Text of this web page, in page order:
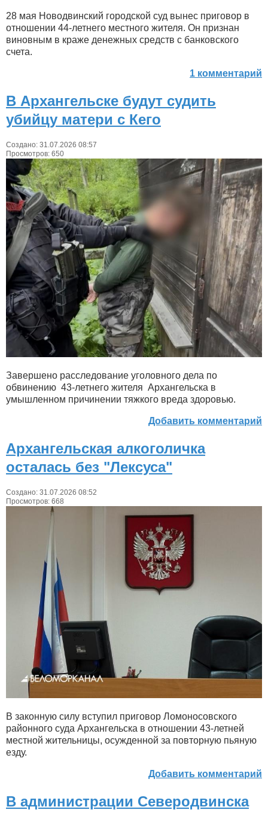
28 мая Новодвинский городской суд вынес приговор в
отношении 44-летнего местного жителя. Он признан
виновным в краже денежных средств с банковского
счета.
1 комментарий
В Архангельске будут судить
убийцу матери с Кего
Создано: 31.07.2026 08:57
Просмотров: 650
Завершено расследование уголовного дела по
обвинению 43-летнего жителя Архангельска в
умышленном причинении тяжкого вреда здоровью.
Добавить комментарий
Архангельская алкоголичка
осталась без "Лексуса"
Создано: 31.07.2026 08:52
Просмотров: 668
В законную силу вступил приговор Ломоносовского
районного суда Архангельска в отношении 43-летней
местной жительницы, осужденной за повторную пьяную
езду.
Добавить комментарий
В администрации Северодвинска